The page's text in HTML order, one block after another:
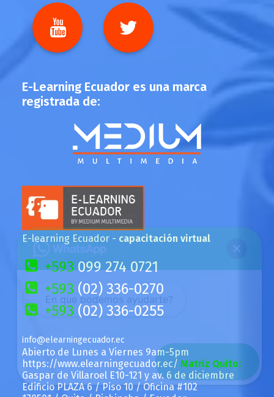
E-Learning Ecuador es una marca
registrada de:
E-learning Ecuador - capacitación virtual
+593099 274 0721
+593 (02) 336-0270
+593 (02) 336-0255
info@elearningecuador.ec
Abierto de Lunes a Viernes 9am-5pm
https://www.elearningecuador.ec/ Matriz Quito:
Gaspar de Villaroel E10-121 y av. 6 de diciembre
Edificio PLAZA 6 / Piso 10 / Oficina #102
En que podemos ayudarte?
Open Chat